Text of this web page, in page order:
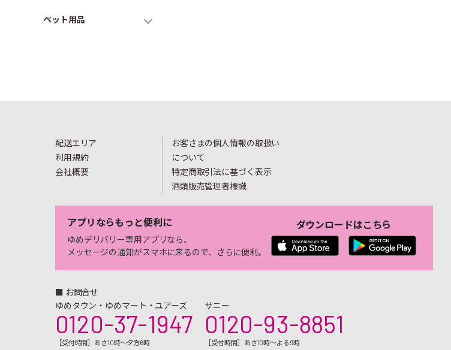
ペット用品
配送エリア
利用規約
会社概要
お客さまの個人情報の取扱い
について
特定商取引法に基づく表示
酒類販売管理者標識
アプリならもっと便利に
ゆめデリバリー専用アプリなら、
メッセージの通知がスマホに来るので、さらに便利。
ダウンロードはこちら
■ お問合せ
ゆめタウン・ゆめマート・ユアーズ
0120-37-1947
［受付時間］あさ10時～夕方6時
サニー
0120-93-8851
［受付時間］あさ10時～よる9時